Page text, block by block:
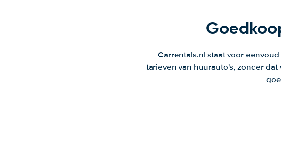
Carrentals.nl staat voor
tarieven van huurauto's, zonder